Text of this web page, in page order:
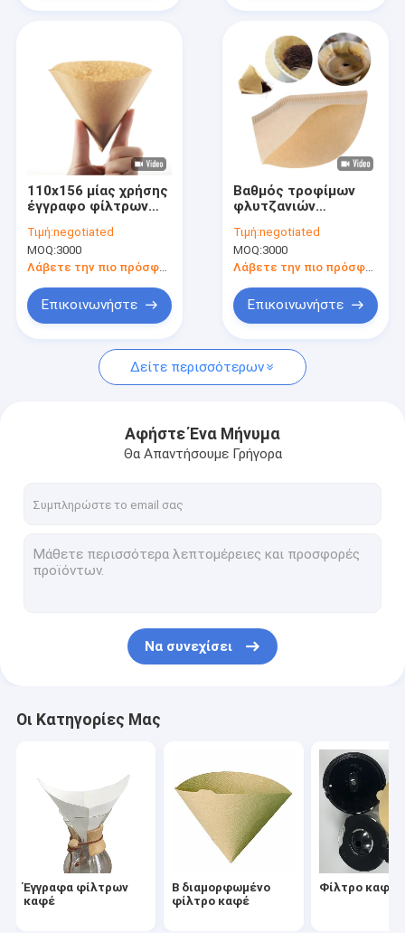
Προϊόντα
Περίπου εμείς
Γύρος εργοστασίων
Ποιοτικός έλεγχος
Μας ελάτε σε επαφή με
Ζητήστε ένα απόσπασμα
Έγγραφα φίλτρων καφέ
Β διαμορφωμένο φίλτρο καφέ
Φίλτρο καφέ καλαθιών
Φίλτρο καφέ Chemex
Μίας χρήσης φίλτρο καφέ
Βιοδιασπάσιμο φίλτρο καφέ
Εξαρτήματα φίλτρων καφέ
Έγγραφο φίλτρων πετρελαίου
Χαρτί φριτέζας αέρα
110x156 μίας χρήσης
έγγραφο φίλτρων
ανεμιστήρας γύρω
από το φίλτρο
μορφής
Τιμή:negotiated
MOQ:3000
Λάβετε την πιο πρόσφατη τιμή
Επικοινωνήστε
Βαθμός τροφίμων
φλυτζανιών
καφέ φίλτρων
μορφής κώνων 1-4
Τιμή:negotiated
MOQ:3000
Λάβετε την πιο πρόσφατη τιμή
Επικοινωνήστε
Δείτε περισσότερων
Αφήστε Ένα Μήνυμα
Θα Απαντήσουμε Γρήγορα
Να συνεχίσει
Οι Κατηγορίες Μας
Έγγραφα φίλτρων
καφέ
Β διαμορφωμένο
φίλτρο καφέ
Φίλτρο καφέ